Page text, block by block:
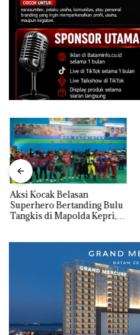
Aksi Kocak Belasan
Superhero Bertanding Bulu
Tangkis di Mapolda Kepri,